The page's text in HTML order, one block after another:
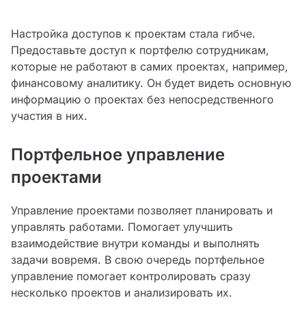
Настройка доступов к проектам стала гибче.
Предоставьте доступ к портфелю сотрудникам,
которые не работают в самих проектах, например,
финансовому аналитику. Он будет видеть основную
информацию о проектах без непосредственного
участия в них.
Портфельное управление
проектами
Управление проектами позволяет планировать и
управлять работами. Помогает улучшить
взаимодействие внутри команды и выполнять
задачи вовремя. В свою очередь портфельное
управление помогает контролировать сразу
несколько проектов и анализировать их.